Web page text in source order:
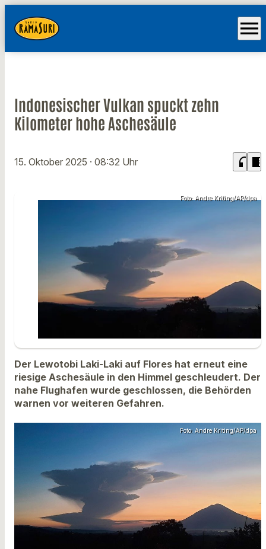
menu
Indonesischer Vulkan spuckt zehn
Kilometer hohe Aschesäule
15. Oktober 2025 · 08:32 Uhr headphones chrome_reader_mode
Foto: Andre Kriting/AP/dpa
Der Lewotobi Laki-Laki auf Flores hat erneut eine
riesige Aschesäule in den Himmel geschleudert. Der
nahe Flughafen wurde geschlossen, die Behörden
warnen vor weiteren Gefahren.
Foto: Andre Kriting/AP/dpa